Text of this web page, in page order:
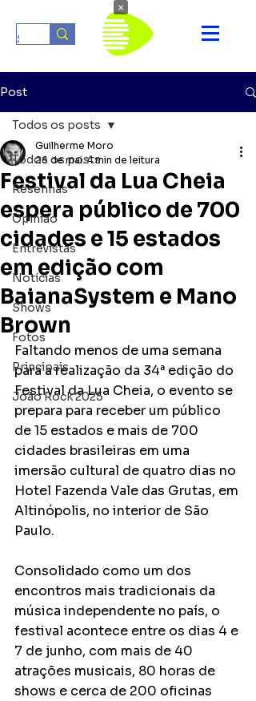
Post
Todos os posts
Resenhas
Opinião
Entrevistas
Notícias
Shows
Fotos
Principais
João Rock 2025
Todos os posts
Festival da Lua Cheia
espera público de 700
cidades e 15 estados
em edição com
BaianaSystem e Mano
Brown
Guilherme Moro
26 de mai. 4 min de leitura
Faltando menos de uma semana
para a realização da 34ª edição do
Festival da Lua Cheia, o evento se
prepara para receber um público
de 15 estados e mais de 700
cidades brasileiras em uma
imersão cultural de quatro dias no
Hotel Fazenda Vale das Grutas, em
Altinópolis, no interior de São
Paulo.
Consolidado como um dos
encontros mais tradicionais da
música independente no país, o
festival acontece entre os dias 4 e
7 de junho, com mais de 40
atrações musicais, 80 horas de
shows e cerca de 200 oficinas
×